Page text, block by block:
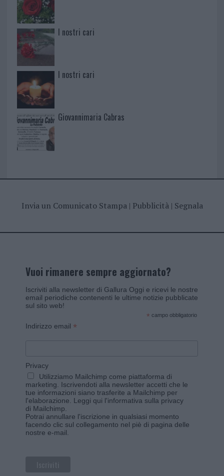
I nostri cari
I nostri cari
Giovannimaria Cabras
Invia un Comunicato Stampa| Pubblicità| Segnala
Vuoi rimanere sempre aggiornato?
Iscriviti alla newsletter di Gallura Oggi e ricevi le nostre
email periodiche contenenti le ultime notizie pubblicate
sul sito web!
* campo obbligatorio
Indirizzo email *
Privacy
Utilizziamo Mailchimp come piattaforma di
marketing. Iscrivendoti alla newsletter accetti che le
tue informazioni siano trasferite a Mailchimp per
l'elaborazione. Leggi qui l'informativa sulla privacy
di Mailchimp.
Potrai annullare l'iscrizione in qualsiasi momento
facendo clic sul collegamento nel piè di pagina delle
nostre e-mail.